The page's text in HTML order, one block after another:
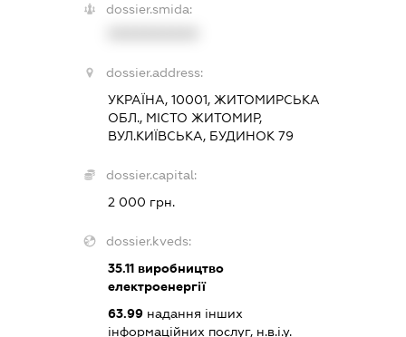
dossier.smida:
dossier.address:
УКРАЇНА, 10001, ЖИТОМИРСЬКА
ОБЛ., МІСТО ЖИТОМИР,
ВУЛ.КИЇВСЬКА, БУДИНОК 79
dossier.capital:
2 000 грн.
dossier.kveds:
35.11виробництво
електроенергії
63.99надання інших
інформаційних послуг, н.в.і.у.